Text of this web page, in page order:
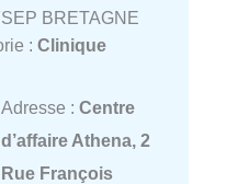
BRETAGNE
: Clinique
Adresse : Centre
d’affaire Athena, 2
Rue François